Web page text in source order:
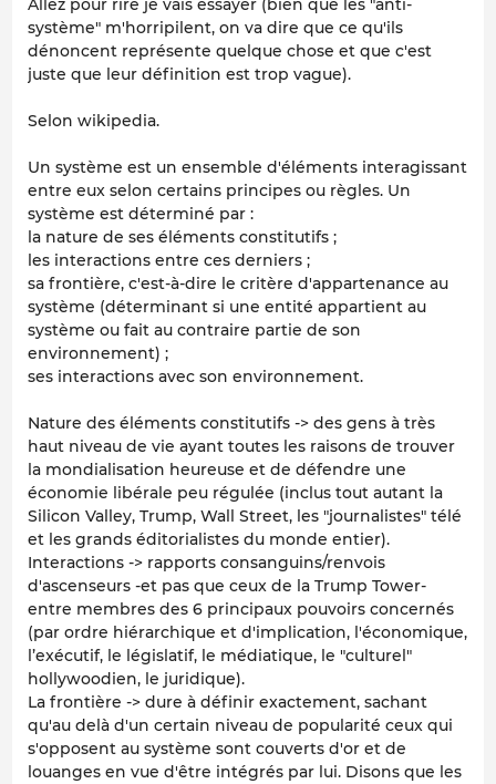
Allez pour rire je vais essayer (bien que les "anti-
système" m'horripilent, on va dire que ce qu'ils
dénoncent représente quelque chose et que c'est
juste que leur définition est trop vague).
Selon wikipedia.
Un système est un ensemble d'éléments interagissant
entre eux selon certains principes ou règles. Un
système est déterminé par :
la nature de ses éléments constitutifs ;
les interactions entre ces derniers ;
sa frontière, c'est-à-dire le critère d'appartenance au
système (déterminant si une entité appartient au
système ou fait au contraire partie de son
environnement) ;
ses interactions avec son environnement.
Nature des éléments constitutifs -> des gens à très
haut niveau de vie ayant toutes les raisons de trouver
la mondialisation heureuse et de défendre une
économie libérale peu régulée (inclus tout autant la
Silicon Valley, Trump, Wall Street, les "journalistes" télé
et les grands éditorialistes du monde entier).
Interactions -> rapports consanguins/renvois
d'ascenseurs -et pas que ceux de la Trump Tower-
entre membres des 6 principaux pouvoirs concernés
(par ordre hiérarchique et d'implication, l'économique,
l’exécutif, le législatif, le médiatique, le "culturel"
hollywoodien, le juridique).
La frontière -> dure à définir exactement, sachant
qu'au delà d'un certain niveau de popularité ceux qui
s'opposent au système sont couverts d'or et de
louanges en vue d'être intégrés par lui. Disons que les